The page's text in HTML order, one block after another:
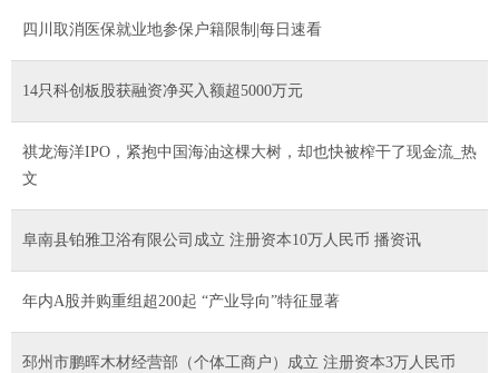
四川取消医保就业地参保户籍限制|每日速看
14只科创板股获融资净买入额超5000万元
祺龙海洋IPO，紧抱中国海油这棵大树，却也快被榨干了现金流_热
文
阜南县铂雅卫浴有限公司成立 注册资本10万人民币 播资讯
年内A股并购重组超200起 “产业导向”特征显著
邳州市鹏晖木材经营部（个体工商户）成立 注册资本3万人民币